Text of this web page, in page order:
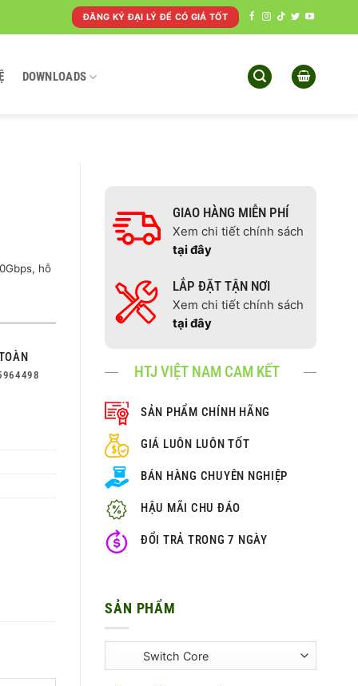
ĐĂNG KÝ ĐẠI LÝ ĐỂ CÓ GIÁ TỐT
DOWNLOADS
GIAO HÀNG MIỄN PHÍ
Xem chi tiết chính sách
tại đây
LẮP ĐẶT TẬN NƠI
Xem chi tiết chính sách
tại đây
HTJ VIỆT NAM CAM KẾT
SẢN PHẨM CHÍNH HÃNG
GIÁ LUÔN LUÔN TỐT
BÁN HÀNG CHUYÊN NGHIỆP
HẬU MÃI CHU ĐÁO
ĐỔI TRẢ TRONG 7 NGÀY
SẢN PHẨM
hỗ